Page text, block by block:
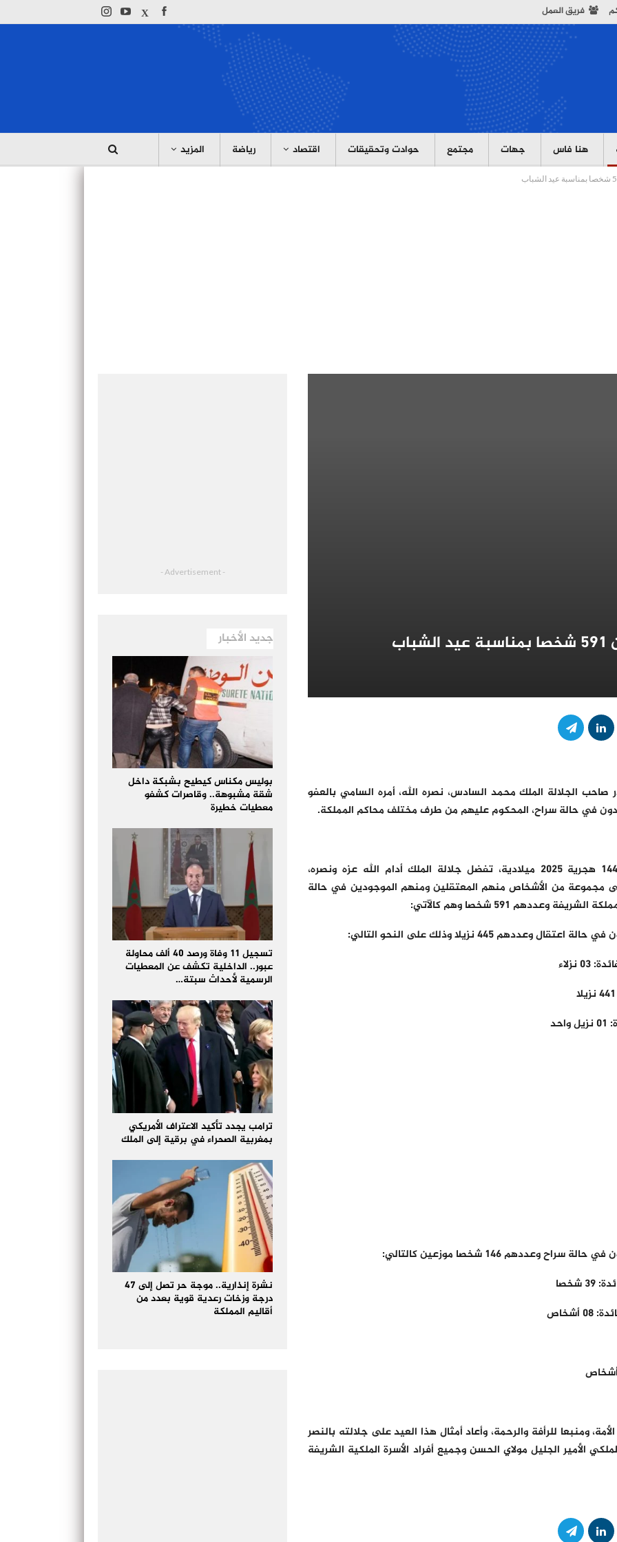
فريق العمل
هنا فاس جهات مجتمع حوادت وتحقيقات اقتصاد رياضة المزيد
الجلالة الملك محمد السادس، نصره الله، أمره السامي بالعفو
“بمناسبة عيد الشباب السعيد لهذه السنة 1447 هجرية 2025 ميلادية، تفضل جلالة الملك أدام الله عزه ونصره،
مجموعة من الأشخاص منهم المعتقلين ومنهم الموجودين في حالة
591 شخصا وهم كالآتي:
445 نزيلا وذلك على النحو التالي:
146 شخصا موزعين كالتالي:
ومنبعا للرأفة والرحمة، وأعاد أمثال هذا العيد على جلالته بالنصر
الأمير الجليل مولاي الحسن وجميع أفراد الأسرة الملكية الشريفة
- Advertisement -
جديد الأخبار
بوليس مكناس كيطيح بشبكة داخل
شقة مشبوهة.. وقاصرات كشفو
معطيات خطيرة
تسجيل 11 وفاة ورصد 40 ألف محاولة
عبور.. الداخلية تكشف عن المعطيات
الرسمية لأحداث سبتة…
ترامب يجدد تأكيد الاعتراف الأمريكي
بمغربية الصحراء في برقية إلى الملك
نشرة إنذارية.. موجة حر تصل إلى 47
درجة وزخات رعدية قوية بعدد من
أقاليم المملكة